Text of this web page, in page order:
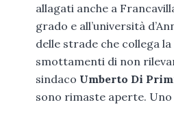
allagati anche a
grado e all’università
delle strade che collega
smottamenti di non
sindaco Umberto Di
sono rimaste aperte.